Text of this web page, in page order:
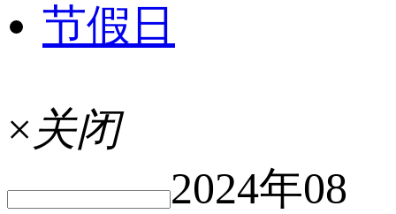
节假日
× 关闭
2024年08